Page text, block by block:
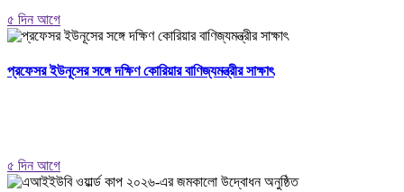
৫ দিন আগে
প্রফেসর ইউনূসের সঙ্গে দক্ষিণ কোরিয়ার বাণিজ্যমন্ত্রীর সাক্ষাৎ
৫ দিন আগে